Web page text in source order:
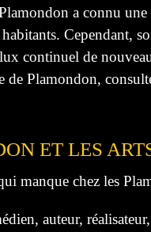
a connu
habitants. Cependant,
continuel de
de Plamondon,
ET LES
manque chez les
auteur,